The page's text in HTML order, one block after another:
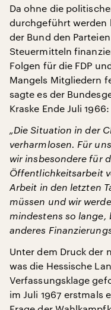
Da ohne die
durchgeführt werden
der Bund den
Steuermitteln
Folgen für die FDP
Mangels Mitgliedern
sagte es der
Kraske Ende Juli 1966:
„Die Situation in der
verharmlosen. Für
wir insbesondere für
Öffentlichkeitsarbeit
Arbeit in den letzten
müssen und wir
mindestens so lange,
anderes
Unter dem Druck der
was die Hessische
Verfassungsklage
im Juli 1967 erstmals